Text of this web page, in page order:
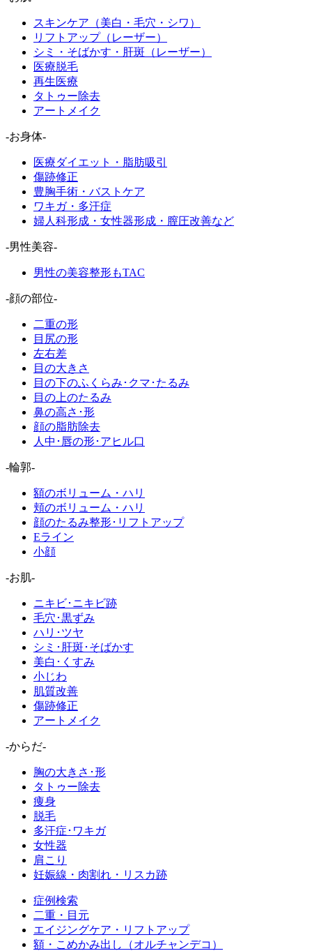
スキンケア（美白・毛穴・シワ）
リフトアップ（レーザー）
シミ・そばかす・肝斑（レーザー）
医療脱毛
再生医療
タトゥー除去
アートメイク
-お身体-
医療ダイエット・脂肪吸引
傷跡修正
豊胸手術・バストケア
ワキガ・多汗症
婦人科形成・女性器形成・膣圧改善など
-男性美容-
男性の美容整形もTAC
-顔の部位-
二重の形
目尻の形
左右差
目の大きさ
目の下のふくらみ･クマ･たるみ
目の上のたるみ
鼻の高さ･形
顔の脂肪除去
人中･唇の形･アヒル口
-輪郭-
額のボリューム・ハリ
頬のボリューム・ハリ
顔のたるみ整形･リフトアップ
Eライン
小顔
-お肌-
ニキビ･ニキビ跡
毛穴･黒ずみ
ハリ･ツヤ
シミ･肝斑･そばかす
美白･くすみ
小じわ
肌質改善
傷跡修正
アートメイク
-からだ-
胸の大きさ･形
タトゥー除去
痩身
脱毛
多汗症･ワキガ
女性器
肩こり
妊娠線・肉割れ・リスカ跡
症例検索
二重・目元
エイジングケア・リフトアップ
額・こめかみ出し（オルチャンデコ）